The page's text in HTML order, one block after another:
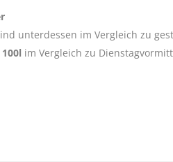
unterdessen im Vergleich zu
im Vergleich zu